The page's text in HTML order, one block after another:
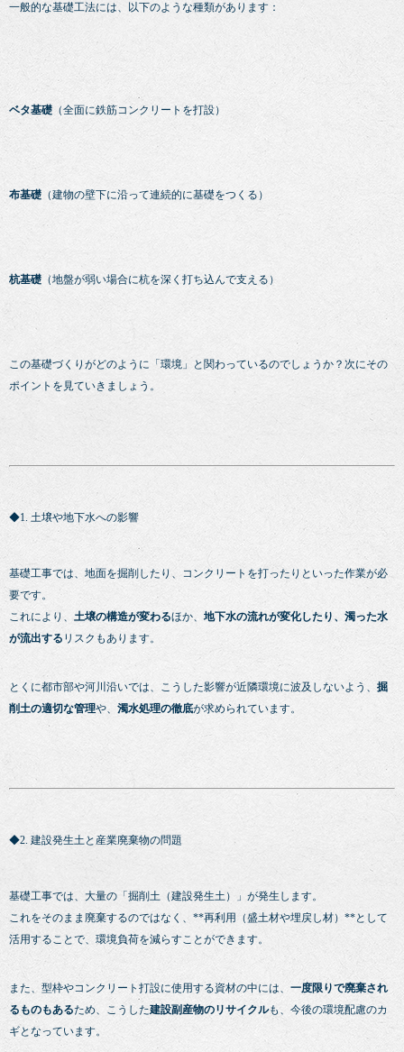
一般的な基礎工法には、以下のような種類があります：
ベタ基礎 （全面に鉄筋コンクリートを打設）
布基礎 （建物の壁下に沿って連続的に基礎をつくる）
杭基礎 （地盤が弱い場合に杭を深く打ち込んで支える）
この基礎づくりがどのように「環境」と関わっているのでしょうか？次にその
ポイントを見ていきましょう。
◆1. 土壌や地下水への影響
基礎工事では、地面を掘削したり、コンクリートを打ったりといった作業が必
要です。
これにより、 土壌の構造が変わるほか、地下水の流れが変化したり、濁った水
が流出する リスクもあります。
とくに都市部や河川沿いでは、こうした影響が近隣環境に波及しないよう、 掘
削土の適切な管理や、 濁水処理の徹底が求められています。
◆2. 建設発生土と産業廃棄物の問題
基礎工事では、大量の「掘削土（建設発生土）」が発生します。
これをそのまま廃棄するのではなく、**再利用（盛土材や埋戻し材）**として
活用することで、環境負荷を減らすことができます。
また、型枠やコンクリート打設に使用する資材の中には、 一度限りで廃棄され
るものもあるため、こうした建設副産物のリサイクルも、今後の環境配慮のカ
ギとなっています。